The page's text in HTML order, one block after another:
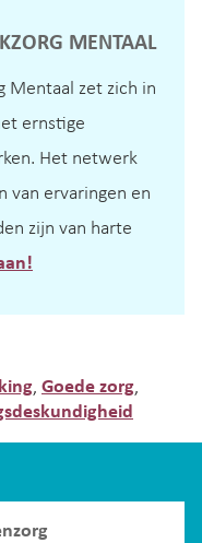
MENTAAL
Mentaal zet zich in
ernstige
Het netwerk
van ervaringen en
zijn van harte
, Goede zorg,